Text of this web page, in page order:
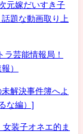
元嫁だいすき子
題な動画取り上
芸能情報局！
）
解決事件簿へよ
な編）]
装子オネエ的ま